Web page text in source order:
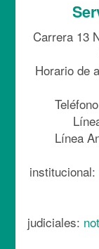
Carrera 13
Horario de
Línea
institucional:
judiciales: